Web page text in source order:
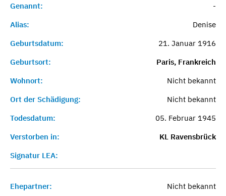
Genannt:
-
Alias:
Denise
Geburtsdatum:
21. Januar 1916
Geburtsort:
Paris, Frankreich
Wohnort:
Nicht bekannt
Ort der Schädigung:
Nicht bekannt
Todesdatum:
05. Februar 1945
Verstorben in:
KL Ravensbrück
Signatur LEA:
Ehepartner:
Nicht bekannt